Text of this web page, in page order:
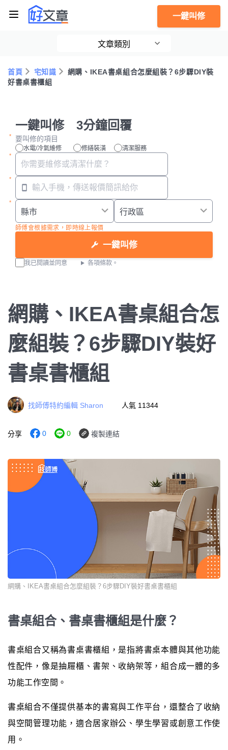
一鍵叫修
文章類別
首頁 宅知識
網購、IKEA書桌組合怎麼組裝？6步驟DIY裝
好書桌書櫃組
一鍵叫修 3分鐘回覆
要叫修的項目
水電/冷氣維修 修繕裝潢 清潔服務
師傅會根據需求，即時線上報價
一鍵叫修
我已閱讀並同意 各項條款。
網購、IKEA書桌組合怎
麼組裝？6步驟DIY裝好
書桌書櫃組
找師傅特約編輯 Sharon 人氣 11344
分享 0 0 複製連結
網購、IKEA書桌組合怎麼組裝？6步驟DIY裝好書桌書櫃組
書桌組合、書桌書櫃組是什麼？
書桌組合又稱為書桌書櫃組，是指將書桌本體與其他功能
性配件，像是抽屜櫃、書架、收納架等，組合成一體的多
功能工作空間。
書桌組合不僅提供基本的書寫與工作平台，還整合了收納
與空間管理功能，適合居家辦公、學生學習或創意工作使
用。